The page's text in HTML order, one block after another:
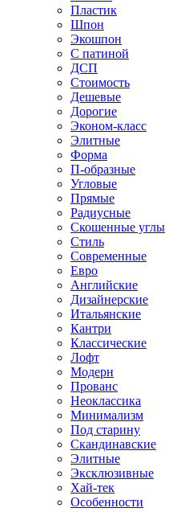
Пластик
Шпон
Экошпон
С патиной
ДСП
Стоимость
Дешевые
Дорогие
Эконом-класс
Элитные
Форма
П-образные
Угловые
Прямые
Радиусные
Скошенные углы
Стиль
Современные
Евро
Английские
Дизайнерские
Итальянские
Кантри
Классические
Лофт
Модерн
Прованс
Неоклассика
Минимализм
Под старину
Скандинавские
Элитные
Эксклюзивные
Хай-тек
Особенности